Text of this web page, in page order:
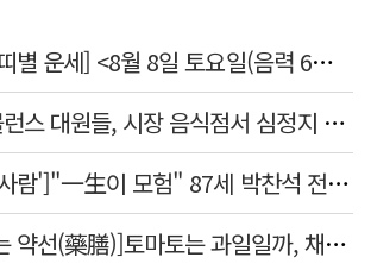
[더사주 오늘의 띠별 운세] <8월 8일 토요일(음력 6월26일)>
달서소방서 펌뷸런스 대원들, 시장 음식점서 심정지 환자 생명 살려
[털보기자의 '그사람']"一生이 모험" 87세 박찬석 전 경북대 총장
[이야기로 만나는 약선(藥膳)]토마토는 과일일까, 채소일까